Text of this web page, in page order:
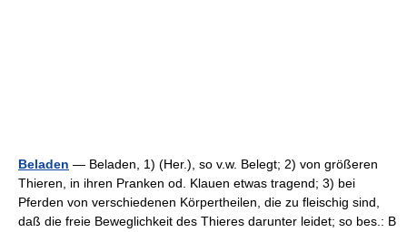
Beladen — Beladen, 1) (Her.), so v.w. Belegt; 2) von größeren
Thieren, in ihren Pranken od. Klauen etwas tragend; 3) bei
Pferden von verschiedenen Körpertheilen, die zu fleischig sind,
daß die freie Beweglichkeit des Thieres darunter leidet; so bes.: B